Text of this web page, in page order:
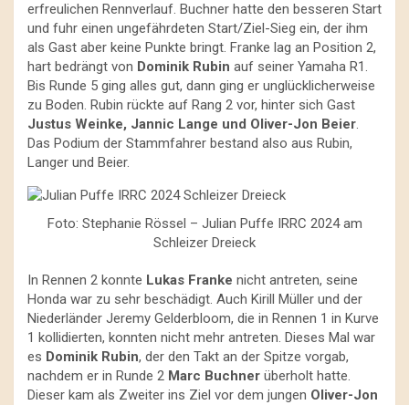
erfreulichen Rennverlauf. Buchner hatte den besseren Start
und fuhr einen ungefährdeten Start/Ziel-Sieg ein, der ihm
als Gast aber keine Punkte bringt. Franke lag an Position 2,
hart bedrängt von Dominik Rubin auf seiner Yamaha R1.
Bis Runde 5 ging alles gut, dann ging er unglücklicherweise
zu Boden. Rubin rückte auf Rang 2 vor, hinter sich Gast
Justus Weinke, Jannic Lange und Oliver-Jon Beier.
Das Podium der Stammfahrer bestand also aus Rubin,
Langer und Beier.
Foto: Stephanie Rössel – Julian Puffe IRRC 2024 am
Schleizer Dreieck
In Rennen 2 konnte Lukas Franke nicht antreten, seine
Honda war zu sehr beschädigt. Auch Kirill Müller und der
Niederländer Jeremy Gelderbloom, die in Rennen 1 in Kurve
1 kollidierten, konnten nicht mehr antreten. Dieses Mal war
es Dominik Rubin, der den Takt an der Spitze vorgab,
nachdem er in Runde 2 Marc Buchner überholt hatte.
Dieser kam als Zweiter ins Ziel vor dem jungen Oliver-Jon